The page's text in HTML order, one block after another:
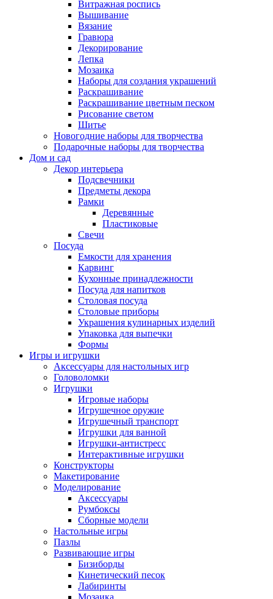
Витражная роспись
Вышивание
Вязание
Гравюра
Декорирование
Лепка
Мозаика
Наборы для создания украшений
Раскрашивание
Раскрашивание цветным песком
Рисование светом
Шитье
Новогодние наборы для творчества
Подарочные наборы для творчества
Дом и сад
Декор интерьера
Подсвечники
Предметы декора
Рамки
Деревянные
Пластиковые
Свечи
Посуда
Емкости для хранения
Карвинг
Кухонные принадлежности
Посуда для напитков
Столовая посуда
Столовые приборы
Украшения кулинарных изделий
Упаковка для выпечки
Формы
Игры и игрушки
Аксессуары для настольных игр
Головоломки
Игрушки
Игровые наборы
Игрушечное оружие
Игрушечный транспорт
Игрушки для ванной
Игрушки-антистресс
Интерактивные игрушки
Конструкторы
Макетирование
Моделирование
Аксессуары
Румбоксы
Сборные модели
Настольные игры
Пазлы
Развивающие игры
Бизиборды
Кинетический песок
Лабиринты
Мозаика